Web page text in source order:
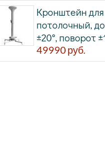
Кронштейн для
потолочный,
±20°, поворот
49990 руб.